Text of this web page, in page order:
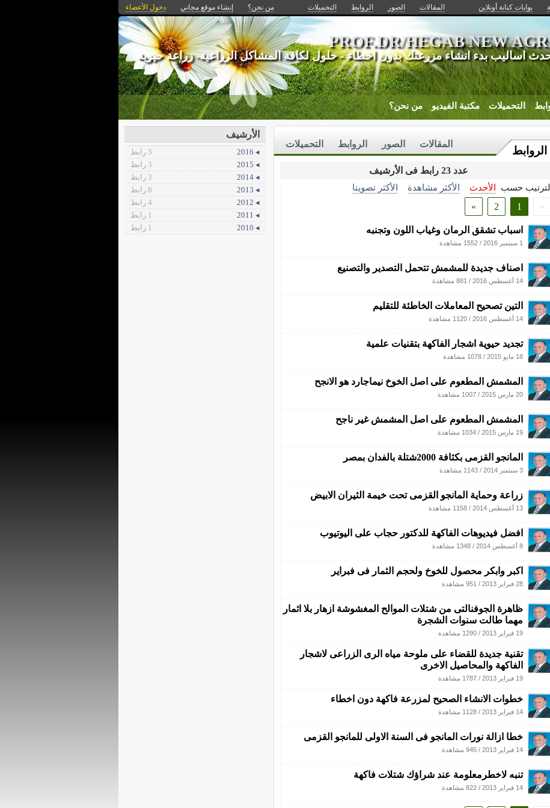
بوابات كنانة أونلاين المقالات الصور الروابط التحميلات من نحن؟ إنشاء موقع مجاني دخول الأعضاء
PROF.DR/HEGAB NEW
اساليب بدء انشاء مزرعتك بدون اخطاء - حلول لكافة المشاكل الزراعية- زراعة حيوية
التحميلات مكتبة الفيديو من نحن؟
الروابط
التحميلات الروابط الصور المقالات
عدد 23 رابط فى الأرشيف
حسب الأحدث الأكثر مشاهدة
الأكثر تصويتا
«
1
2
»
اسباب تشقق الرمان وغياب اللون وتجنبه
1 سبتمبر 2016 / 1552 مشاهدة
اصناف جديدة للمشمش تتحمل التصدير والتصنيع
14 أغسطس 2016 / 881 مشاهدة
التين تصحيح المعاملات الخاطئة للتقليم
14 أغسطس 2016 / 1120 مشاهدة
تجديد حيوية اشجار الفاكهة بتقنيات علمية
18 مايو 2015 / 1078 مشاهدة
المشمش المطعوم على اصل الخوخ نيماجارد هو الانجح
20 مارس 2015 / 1007 مشاهدة
المشمش المطعوم على اصل المشمش غير ناجح
19 مارس 2015 / 1034 مشاهدة
المانجو القزمى بكثافة 2000شتلة بالفدان بمصر
3 سبتمبر 2014 / 1143 مشاهدة
زراعة وحماية المانجو القزمى تحت خيمة الثيران الابيض
13 أغسطس 2014 / 1158 مشاهدة
افضل فيديوهات الفاكهة للدكتور حجاب على اليوتيوب
8 أغسطس 2014 / 1348 مشاهدة
اكبر وابكر محصول للخوخ ولحجم الثمار فى فبراير
28 فبراير 2013 / 951 مشاهدة
ظاهرة الجوفنالتى من شتلات الموالح المغشوشة ازهار بلا اثمار
مهما طالت سنوات الشجرة
19 فبراير 2013 / 1290 مشاهدة
تقنية جديدة للقضاء على ملوحة مياه الرى الزراعى لاشجار
الفاكهة والمحاصيل الاخرى
19 فبراير 2013 / 1787 مشاهدة
خطوات الانشاء الصحيح لمزرعة فاكهة دون اخطاء
14 فبراير 2013 / 1128 مشاهدة
خطا ازالة نورات المانجو فى السنة الاولى للمانجو القزمى
14 فبراير 2013 / 945 مشاهدة
تنبه لاخطرمعلومة عند شراؤك شتلات فاكهة
14 فبراير 2013 / 822 مشاهدة
الأرشيف
◂ 2016
3 رابط
◂ 2015
3 رابط
◂ 2014
3 رابط
◂ 2013
8 رابط
◂ 2012
4 رابط
◂ 2011
1 رابط
◂ 2010
1 رابط